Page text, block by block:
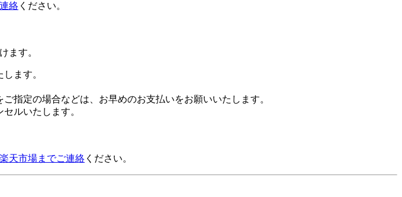
絡 ください。
ます。
ます。
指定の場合などは、お早めのお支払いをお願いいたします。
ルいたします。
楽天市場までご連絡 ください。